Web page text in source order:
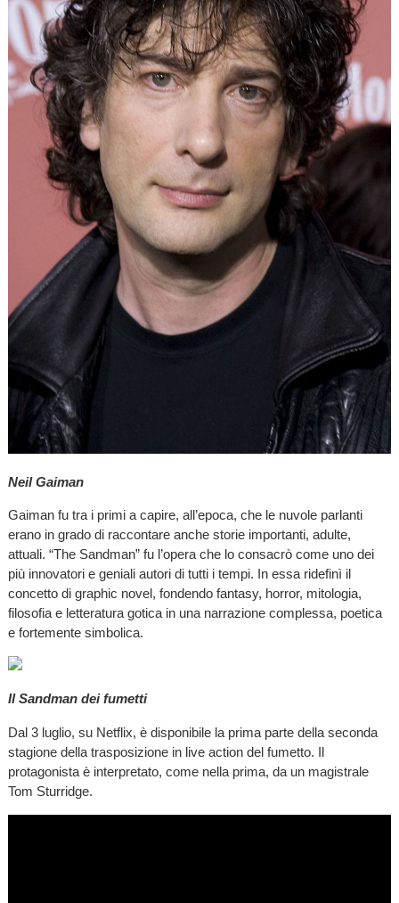
Neil Gaiman
Gaiman fu tra i primi a capire, all’epoca, che le nuvole parlanti
erano in grado di raccontare anche storie importanti, adulte,
attuali. “The Sandman” fu l’opera che lo consacrò come uno dei
più innovatori e geniali autori di tutti i tempi. In essa ridefinì il
concetto di graphic novel, fondendo fantasy, horror, mitologia,
filosofia e letteratura gotica in una narrazione complessa, poetica
e fortemente simbolica.
Il Sandman dei fumetti
Dal 3 luglio, su Netflix, è disponibile la prima parte della seconda
stagione della trasposizione in live action del fumetto. Il
protagonista è interpretato, come nella prima, da un magistrale
Tom Sturridge.